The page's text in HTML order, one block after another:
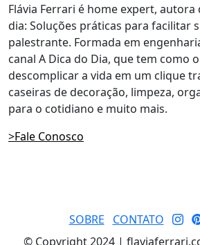
Flávia Ferrari é home expert, autora
dia: Soluções práticas para facilitar
palestrante. Formada em
canal A Dica do Dia, que tem como
descomplicar a vida em um clique
caseiras de decoração, limpeza,
para o cotidiano e muito mais.
>Fale Conosco
SOBRE
CONTATO
© Copyright 2024 |